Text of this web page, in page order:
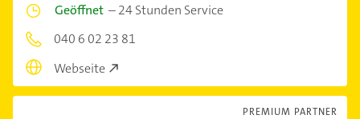
Geöffnet –24 Stunden Service
040 6 02 23 81
Webseite
PREMIUM PARTNER